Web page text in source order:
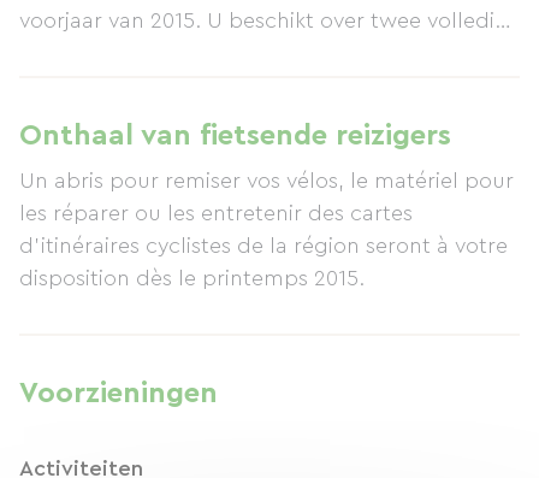
voorjaar van 2015. U beschikt over twee volledig
Onthaal van fietsende reizigers
Un abris pour remiser vos vélos, le matériel pour
les réparer ou les entretenir des cartes
d'itinéraires cyclistes de la région seront à votre
disposition dès le printemps 2015.
Voorzieningen
Activiteiten